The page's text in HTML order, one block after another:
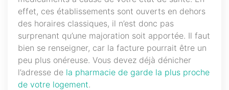
effet, ces établissements sont ouverts en dehors
des horaires classiques, il n’est donc pas
surprenant qu’une majoration soit apportée. Il faut
bien se renseigner, car la facture pourrait être un
peu plus onéreuse. Vous devez déjà dénicher
l’adresse de la pharmacie de garde la plus proche
de votre logement.